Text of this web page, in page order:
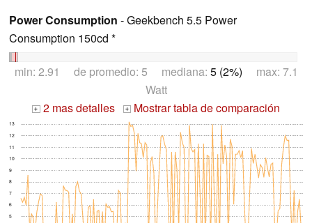
Power Consumption - Geekbench 5.5 Power
Consumption 150cd *
min: 2.91 de promedio: 5 mediana: 5 (2%) max: 7.1
Watt
+ 2 mas detalles + Mostrar tabla de comparación
5
6
7
8
9
10
11
12
13